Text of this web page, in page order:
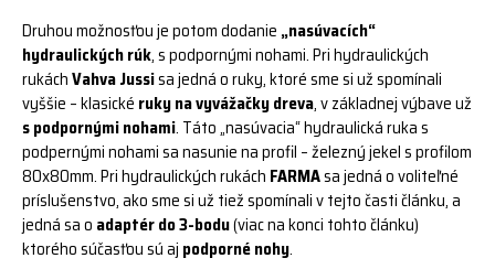
Druhou možnosťou je potom dodanie „nasúvacích“
hydraulických rúk, s podpornými nohami. Pri hydraulických
rukáchVahva Jussisa jedná o ruky, ktoré sme si už spomínali
vyššie – klasické ruky na vyvážačky dreva, v základnej výbave už
s podpornými nohami. Táto „nasúvacia“ hydraulická ruka s
podpernými nohami sa nasunie na profil – železný jekel s profilom
80x80mm. Pri hydraulických rukách FARMAsa jedná o voliteľné
príslušenstvo, ako sme si už tiež spomínali v tejto časti článku, a
jedná sa o adaptér do 3-bodu(viac na konci tohto článku)
ktorého súčasťou sú aj podporné nohy.